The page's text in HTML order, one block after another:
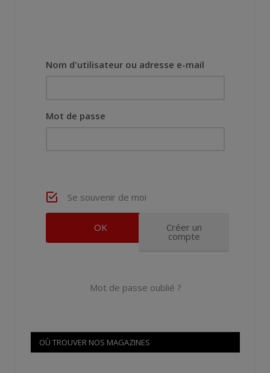
Nom d'utilisateur ou adresse e-mail
Mot de passe
Se souvenir de moi
Créer un
compte
Mot de passe oublié ?
OÙ TROUVER NOS MAGAZINES